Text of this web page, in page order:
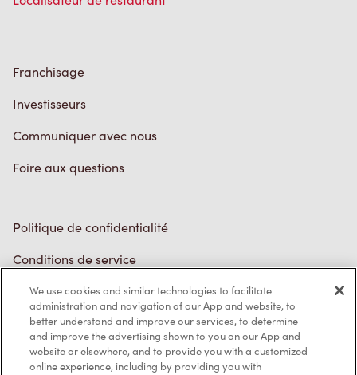
Investisseurs
Communiquer avec nous
Foire aux questions
Conditions de service
Marques de commerce
Accessibilité
Diagnostic
We use cookies and similar technologies to facilitate
administration and navigation of our App and website, to
better understand and improve our services, to determine
and improve the advertising shown to you on our App and
website or elsewhere, and to provide you with a customized
online experience, including by providing you with